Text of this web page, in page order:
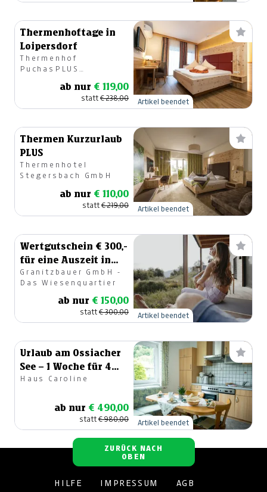
Thermenhoftage in
Loipersdorf
Thermenhof
PuchasPLUS
ab nur € 119,00
statt€ 238,00 Artikel beendet
Thermen Kurzurlaub
PLUS
Thermenhotel
Stegersbach GmbH
ab nur € 110,00
statt€ 219,00 Artikel beendet
Wertgutschein € 300,-
für eine Auszeit in
der Steiermark
Granitzbauer GmbH -
Das Wiesenquartier
ab nur € 150,00
statt€ 300,00 Artikel beendet
Urlaub am Ossiacher
See – 1 Woche für 4
Personen
Haus Caroline
ab nur € 490,00
statt€ 980,00 Artikel beendet
ZURÜCK NACH
OBEN
HILFE IMPRESSUM AGB